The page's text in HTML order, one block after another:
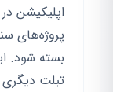
اپلیکیشن
پروژه‌های
بسته شود.
تبلت